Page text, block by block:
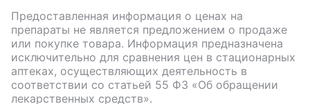
Предоставленная информация о ценах на
препараты не является предложением о продаже
или покупке товара. Информация предназначена
исключительно для сравнения цен в стационарных
аптеках, осуществляющих деятельность в
соответствии со статьей 55 ФЗ «Об обращении
лекарственных средств».